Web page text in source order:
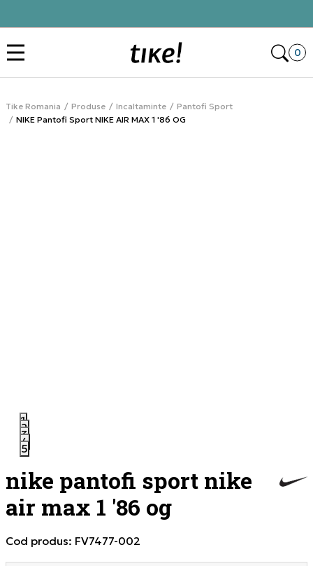
0
Tike Romania Produse Incaltaminte
Pantofi Sport
NIKE Pantofi Sport NIKE AIR MAX 1 '86 OG
1
2
3
4
5
nike pantofi sport nike
air max 1 '86 og
Cod produs: FV7477-002